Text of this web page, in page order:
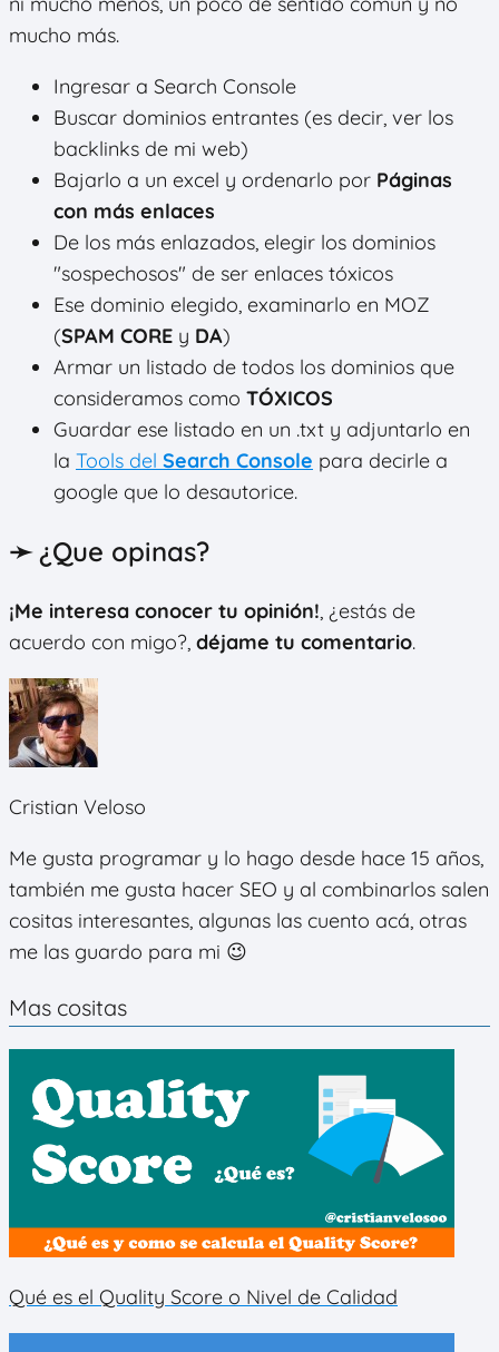
mucho más.
Ingresar a Search Console
Buscar dominios entrantes (es decir, ver los
backlinks de mi web)
Bajarlo a un excel y ordenarlo por Páginas
con más enlaces
De los más enlazados, elegir los dominios
"sospechosos" de ser enlaces tóxicos
Ese dominio elegido, examinarlo en MOZ
(SPAM CORE y DA)
Armar un listado de todos los dominios que
consideramos como TÓXICOS
Guardar ese listado en un .txt y adjuntarlo en
la Tools del Search Console para decirle a
google que lo desautorice.
➛ ¿Que opinas?
¡Me interesa conocer tu opinión!, ¿estás de
acuerdo con migo?, déjame tu comentario.
Cristian Veloso
Me gusta programar y lo hago desde hace 15 años,
también me gusta hacer SEO y al combinarlos salen
cositas interesantes, algunas las cuento acá, otras
me las guardo para mi 😉
Mas cositas
Qué es el Quality Score o Nivel de Calidad